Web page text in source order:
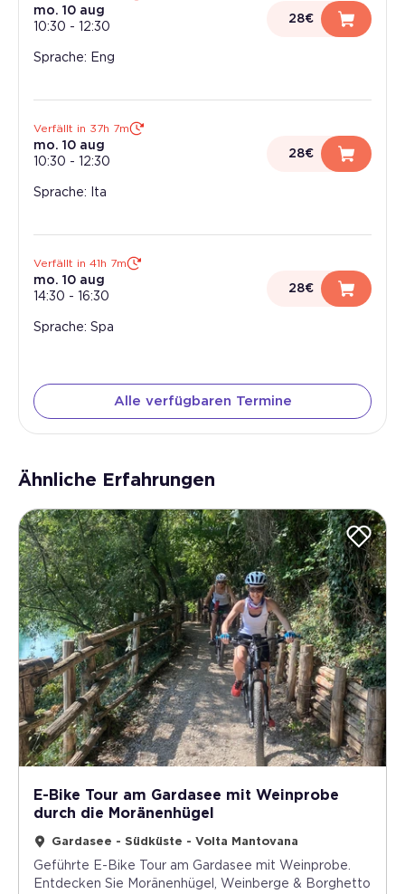
mo. 10 aug
10:30 - 12:30
28€
Sprache: Eng
Verfällt in 37h 7m
mo. 10 aug
10:30 - 12:30
28€
Sprache: Ita
Verfällt in 41h 7m
mo. 10 aug
14:30 - 16:30
28€
Sprache: Spa
Alle verfügbaren Termine
Ähnliche Erfahrungen
E-Bike Tour am Gardasee mit Weinprobe
durch die Moränenhügel
Gardasee - Südküste - Volta Mantovana
Geführte E-Bike Tour am Gardasee mit Weinprobe.
Entdecken Sie Moränenhügel, Weinberge & Borghetto